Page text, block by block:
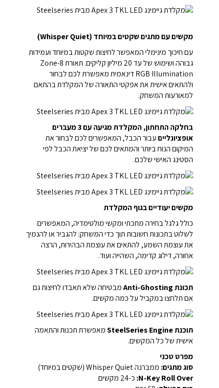
מקשים עם מתגים שקטים במיוחד (Whisper Quiet)
עם חיכוך מינימלי המאפשר לחיצות שקטות במיוחד ועמידות
גבוהה ושימוש של עד 20 מיליון קליקים. תאורת 8-Zone
RGB Illumination דינאמית מאפשרת לכם לבחור
ולהתאים אישית את אפקטי התאורה של המקלדת בהתאם
למאורעות המשחק.
בחלקה התחתון, המקלדת מגיעה עם 3 מעברים
אופציונלייםעבור הכבל, המאפשרים לכם לבחור את
המיקום הנוח ביותר והמתאים לכם של יציאת הכבל לפי
הסטינג האישי שלכם.
מקשים יעודיים בגוף המקלדת
כולל גלגל בחירה מתכתי ומקשי מולטימדיה, המאפשרים
לשלוט בתכונות חשובות תוך כדי המשחק: להגביר או להנמיך
את עוצמת השמע, להתאים את עוצמת הבהירות, הרצה
אחורה, דילוג קדימה, השהייה ועוד.
תכונת Anti-Ghosting
מבטיחה שלא תאבדו לחיצות גם
אם תלחצו במקביל על כמה מקשים.
תוכנת SteelSeries Engine
מאפשרת תכנות והתאמה
אישית של כל המקשים.
מפרט טכני
סוג מתגים: ממברנה Whisper Quiet (שקטים במיוחד)
N-Key Roll Over: כ-24 מקשים